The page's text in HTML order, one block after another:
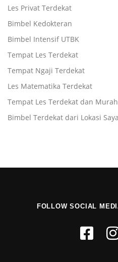
Les Privat Terdekat
Bimbel Kedokteran
Bimbel Intensif UTBK
Tempat Les Terdekat
Tempat Ngaji Terdekat
Les Matematika Terdekat
Tempat Les Terdekat dan Murah
Bimbel Terdekat dari Lokasi Saya
FOLLOW SOCIAL